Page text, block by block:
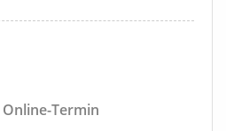
Online-Termin